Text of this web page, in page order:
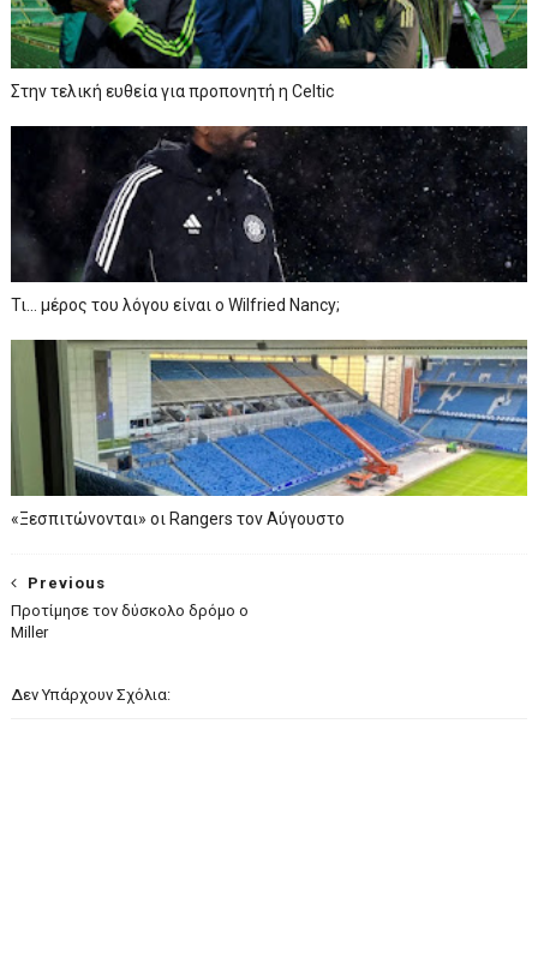
Στην τελική ευθεία για προπονητή η Celtic
Τι… μέρος του λόγου είναι ο Wilfried Nancy;
«Ξεσπιτώνονται» οι Rangers τον Αύγουστο
Previous
Προτίμησε τον δύσκολο δρόμο ο
Miller
Δεν Υπάρχουν Σχόλια: